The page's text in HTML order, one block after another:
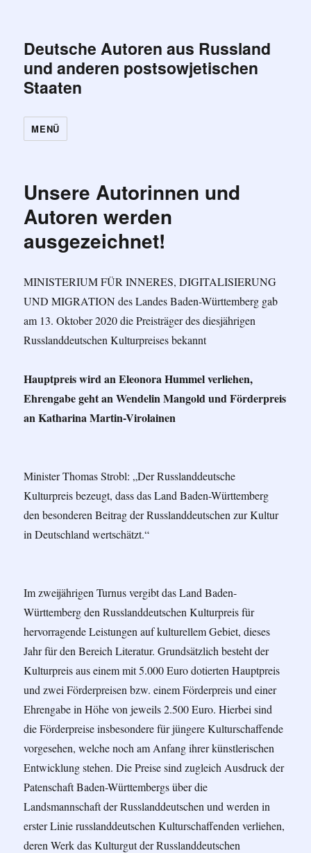
Deutsche Autoren aus Russland
und anderen postsowjetischen
Staaten
MENÜ
Unsere Autorinnen und
Autoren werden
ausgezeichnet!
MINISTERIUM FÜR INNERES, DIGITALISIERUNG
UND MIGRATION des Landes Baden-Württemberg gab
am 13. Oktober 2020 die Preisträger des diesjährigen
Russlanddeutschen Kulturpreises bekannt
Hauptpreis wird an Eleonora Hummel verliehen,
Ehrengabe geht an Wendelin Mangold und Förderpreis
an Katharina Martin-Virolainen
Minister Thomas Strobl: „Der Russlanddeutsche
Kulturpreis bezeugt, dass das Land Baden-Württemberg
den besonderen Beitrag der Russlanddeutschen zur Kultur
in Deutschland wertschätzt.“
Im zweijährigen Turnus vergibt das Land Baden-
Württemberg den Russlanddeutschen Kulturpreis für
hervorragende Leistungen auf kulturellem Gebiet, dieses
Jahr für den Bereich Literatur. Grundsätzlich besteht der
Kulturpreis aus einem mit 5.000 Euro dotierten Hauptpreis
und zwei Förderpreisen bzw. einem Förderpreis und einer
Ehrengabe in Höhe von jeweils 2.500 Euro. Hierbei sind
die Förderpreise insbesondere für jüngere Kulturschaffende
vorgesehen, welche noch am Anfang ihrer künstlerischen
Entwicklung stehen. Die Preise sind zugleich Ausdruck der
Patenschaft Baden-Württembergs über die
Landsmannschaft der Russlanddeutschen und werden in
erster Linie russlanddeutschen Kulturschaffenden verliehen,
deren Werk das Kulturgut der Russlanddeutschen